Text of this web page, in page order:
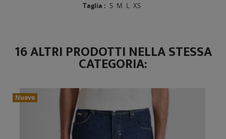
Taglia : S M L XS
16 ALTRI PRODOTTI NELLA STESSA
CATEGORIA:
Nuovo